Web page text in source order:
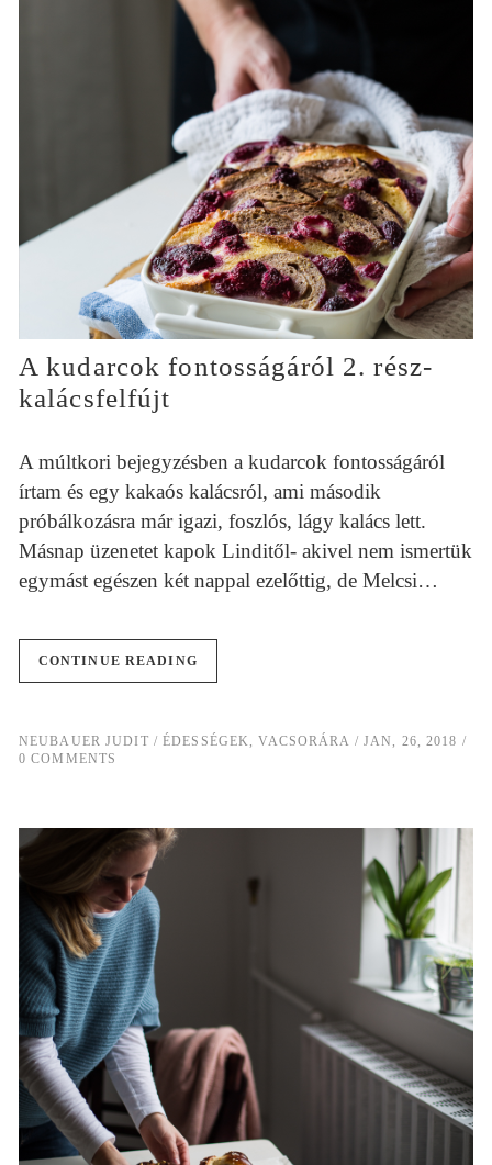
A kudarcok fontosságáról 2. rész-
kalácsfelfújt
A múltkori bejegyzésben a kudarcok fontosságáról
írtam és egy kakaós kalácsról, ami második
próbálkozásra már igazi, foszlós, lágy kalács lett.
Másnap üzenetet kapok Linditől- akivel nem ismertük
egymást egészen két nappal ezelőttig, de Melcsi…
CONTINUE READING
NEUBAUER JUDIT ÉDESSÉGEK,VACSORÁRA
JAN, 26, 2018
0 COMMENTS